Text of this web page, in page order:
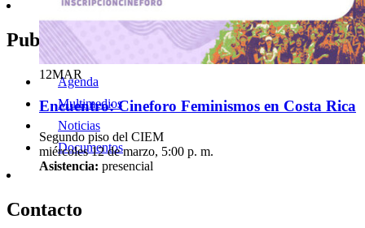
2511-4565
cursotjdw mfzp .ac.cr
12MAR
Encuentro: Cineforo Feminismos en Costa Rica
Segundo piso del CIEM
miércoles 12 de marzo, 5:00 p. m.
Asistencia: presencial
Publicaciones
Agenda
Multimedios
Noticias
Documentos
Contacto